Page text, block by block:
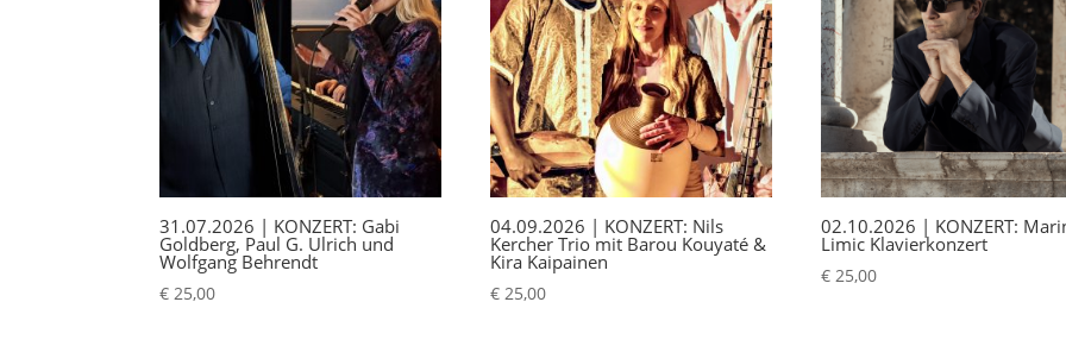
31.07.2026 | KONZERT: Gabi
Goldberg, Paul G. Ulrich und
Wolfgang Behrendt
€ 25,00
04.09.2026 | KONZERT: Nils
Kercher Trio mit Barou Kouyaté &
Kira Kaipainen
€ 25,00
02.10.2026 | KONZERT:
Limic Klavierkonzert
€ 25,00